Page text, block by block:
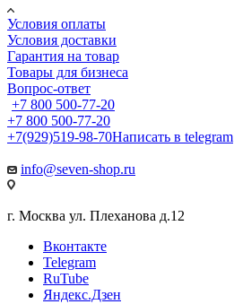
Условия оплаты
Условия доставки
Гарантия на товар
Товары для бизнеса
Вопрос-ответ
+7 800 500-77-20
+7 800 500-77-20
+7(929)519-98-70Написать в telegram
info@seven-shop.ru
г. Москва ул. Плеханова д.12
Вконтакте
Telegram
RuTube
Яндекс.Дзен